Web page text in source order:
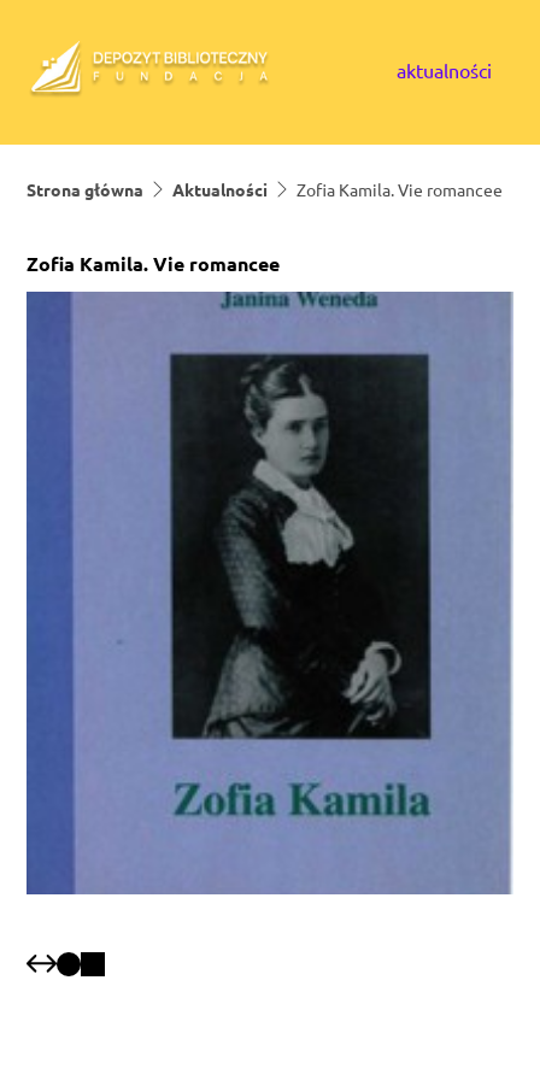
aktualności
Strona główna Aktualności Zofia Kamila. Vie romancee
Zofia Kamila. Vie romancee